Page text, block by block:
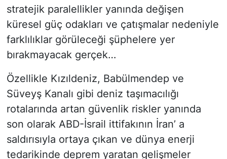
stratejik paralellikler yanında değişen
küresel güç odakları ve çatışmalar nedeniyle
farklılıklar görüleceği şüphelere yer
bırakmayacak gerçek…
Özellikle Kızıldeniz, Babülmendep ve
Süveyş Kanalı gibi deniz taşımacılığı
rotalarında artan güvenlik riskler yanında
son olarak ABD-İsrail ittifakının İran’ a
saldırısıyla ortaya çıkan ve dünya enerji
tedarikinde deprem yaratan gelişmeler
Tanıtım